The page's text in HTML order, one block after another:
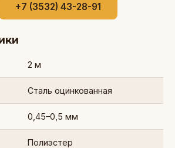
+7 (3532) 43-28-91
2 м
Сталь оцинкованная
0,45–0,5 мм
Полиэстер